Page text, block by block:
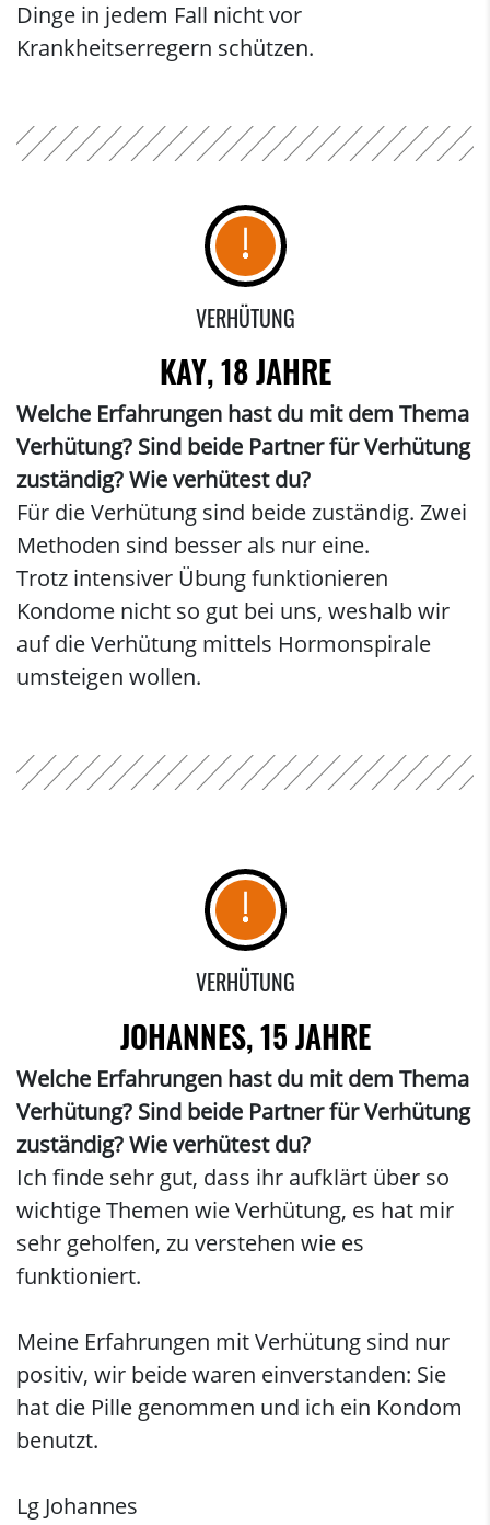
Dinge in jedem Fall nicht vor
Krankheitserregern schützen.
VERHÜTUNG
KAY, 18 JAHRE
Welche Erfahrungen hast du mit dem Thema
Verhütung? Sind beide Partner für Verhütung
zuständig? Wie verhütest du?
Für die Verhütung sind beide zuständig. Zwei
Methoden sind besser als nur eine.
Trotz intensiver Übung funktionieren
Kondome nicht so gut bei uns, weshalb wir
auf die Verhütung mittels Hormonspirale
umsteigen wollen.
JOHANNES, 15 JAHRE
Welche Erfahrungen hast du mit dem Thema
Verhütung? Sind beide Partner für Verhütung
zuständig? Wie verhütest du?
Ich finde sehr gut, dass ihr aufklärt über so
wichtige Themen wie Verhütung, es hat mir
sehr geholfen, zu verstehen wie es
funktioniert.
Meine Erfahrungen mit Verhütung sind nur
positiv, wir beide waren einverstanden: Sie
hat die Pille genommen und ich ein Kondom
benutzt.
Lg Johannes
VERHÜTUNG